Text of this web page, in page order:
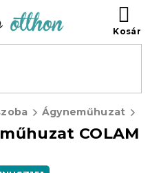
Ágyneműhuzat
COLAM